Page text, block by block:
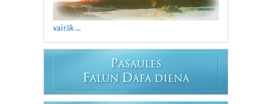
vairāk ...
PASAULES
FALUŅ DAFA DIENA